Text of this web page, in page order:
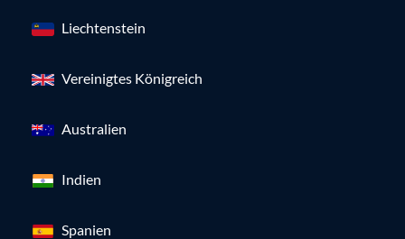
Liechtenstein
Vereinigtes Königreich
Australien
Indien
Spanien